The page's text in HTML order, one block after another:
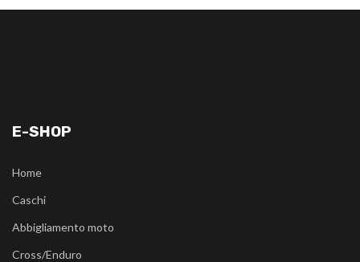
E-SHOP
Home
Caschi
Abbigliamento moto
Cross/Enduro